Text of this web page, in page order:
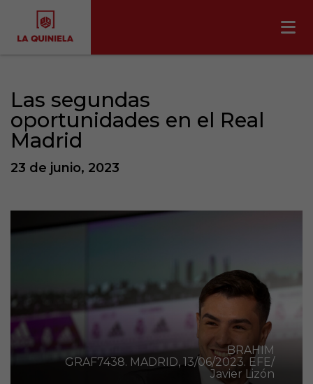
Las segundas
oportunidades en el Real
Madrid
23 de junio, 2023
BRAHIM
GRAF7438. MADRID, 13/06/2023. EFE/
Javier Lizón